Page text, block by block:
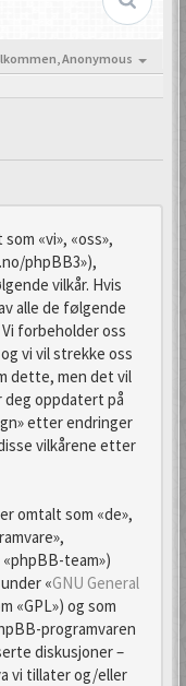
Anonymous
«vi», «oss»,
phpBB3»),
vilkår. Hvis
alle de følgende
forbeholder oss
vi vil strekke oss
dette, men det vil
oppdatert på
etter endringer
vilkårene etter
omtalt som «de»,
team»)
«GNU General
«GPL») og som
programvaren
diskusjoner –
vi tillater og/eller